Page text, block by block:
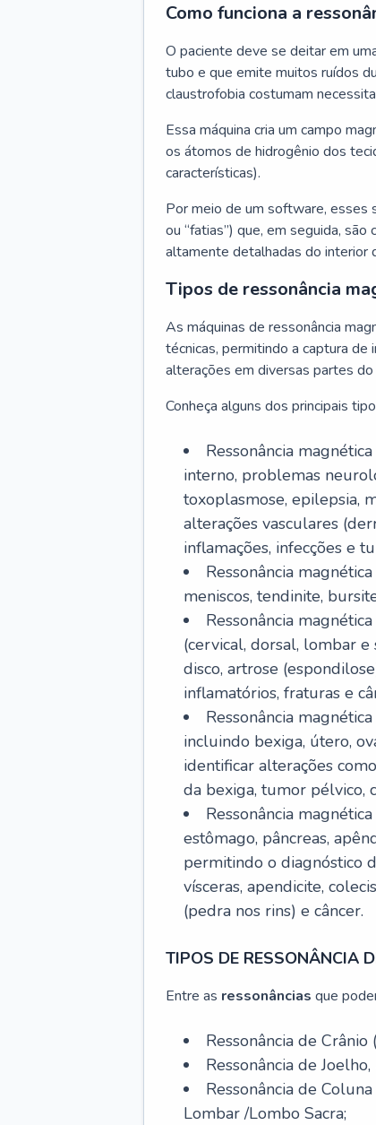
Como funciona a
O paciente deve se deitar em
tubo e que emite muitos ruídos
claustrofobia costumam
Essa máquina cria um campo
os átomos de hidrogênio dos
características).
Por meio de um software, esses
ou “fatias”) que, em seguida,
altamente detalhadas do interior
Tipos de ressonância
As máquinas de ressonância
técnicas, permitindo a captura
alterações em diversas partes do
Conheça alguns dos principais
Ressonância
interno, problemas
toxoplasmose, epilepsia,
alterações vasculares
inflamações, infecções e
Ressonância
meniscos, tendinite,
Ressonância
(cervical, dorsal, lombar
disco, artrose
inflamatórios, fraturas e
Ressonância
incluindo bexiga, útero,
identificar alterações
da bexiga, tumor pélvico,
Ressonância
estômago, pâncreas,
permitindo o diagnóstico
vísceras, apendicite,
(pedra nos rins) e câncer.
TIPOS DE RESSONÂNCIA
Entre as ressonâncias que
Ressonância de Crânio
Ressonância de
Ressonância de
Lombar /Lombo Sacra;